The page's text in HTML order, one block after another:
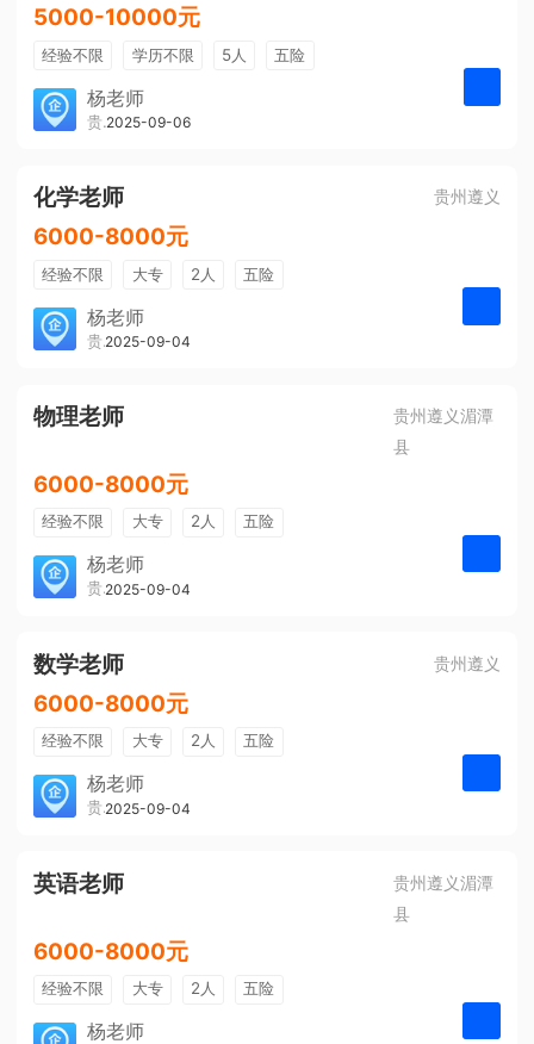
5000-10000元
经验不限 学历不限 5人
五险
带薪年假
年终奖
免费培训
包住宿
杨老师
贵州大美前程文化发展有限公司
2025-09-06
化学老师 贵州遵义
6000-8000元
经验不限 大专 2人
五险
带薪年假
年终奖
免费培训
包住宿
杨老师
贵州大美前程文化发展有限公司
2025-09-04
物理老师
贵州遵义湄潭
县
6000-8000元
经验不限 大专 2人
五险
带薪年假
年终奖
免费培训
包住宿
杨老师
贵州大美前程文化发展有限公司
2025-09-04
数学老师 贵州遵义
6000-8000元
经验不限 大专 2人
五险
带薪年假
年终奖
免费培训
包住宿
杨老师
贵州大美前程文化发展有限公司
2025-09-04
英语老师
贵州遵义湄潭
县
6000-8000元
经验不限 大专 2人
五险
带薪年假
年终奖
杨老师